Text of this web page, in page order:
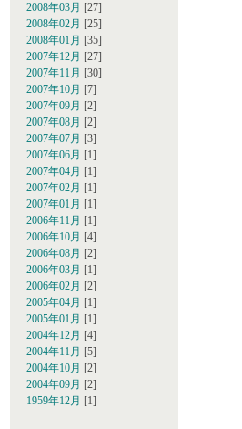
2008年03月 [27]
2008年02月 [25]
2008年01月 [35]
2007年12月 [27]
2007年11月 [30]
2007年10月 [7]
2007年09月 [2]
2007年08月 [2]
2007年07月 [3]
2007年06月 [1]
2007年04月 [1]
2007年02月 [1]
2007年01月 [1]
2006年11月 [1]
2006年10月 [4]
2006年08月 [2]
2006年03月 [1]
2006年02月 [2]
2005年04月 [1]
2005年01月 [1]
2004年12月 [4]
2004年11月 [5]
2004年10月 [2]
2004年09月 [2]
1959年12月 [1]